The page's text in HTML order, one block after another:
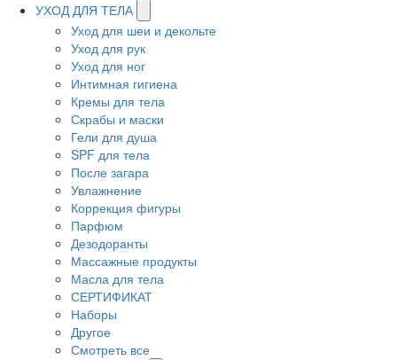
УХОД ДЛЯ ТЕЛА
Уход для шеи и декольте
Уход для рук
Уход для ног
Интимная гигиена
Кремы для тела
Скрабы и маски
Гели для душа
SPF для тела
После загара
Увлажнение
Коррекция фигуры
Парфюм
Дезодоранты
Массажные продукты
Масла для тела
СЕРТИФИКАТ
Наборы
Другое
Смотреть все